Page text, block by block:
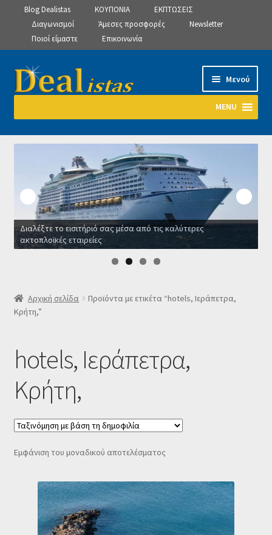
Blog Dealistas ΚΟΥΠΟΝΙΑ
ΕΚΠΤΩΣΕΙΣ
Διαγωνισμοί
Άμεσες προσφορές
Newsletter
Ποιοί είμαστε
Επικοινωνία
Απευθείας
μετάβαση
πλοήγηση
Μετάβαση
σε
Μενού
MENU
Αρχική
Manage Subscriptions
Manage Subscriptions
Manage Subscriptions
SLIDER
Δελτίο νέων
Επιβεβαίωση εγγραφής στο Newsletter του Dealistas.gr
Επικοινωνία
Καλάθι
Κατάστημα
Ο λογαριασμός μου
Διαλέξτε το εισιτήριό σας μέσα από τις καλύτερες
ακτοπλοϊκές εταιρείες
Αρχική σελίδα
Προϊόντα με ετικέτα “hotels, Ιεράπετρα,
Κρήτη,”
hotels, Ιεράπετρα,
Κρήτη,
Εμφάνιση του μοναδικού αποτελέσματος